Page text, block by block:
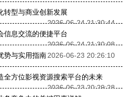
转型与商业创新发展
2026-06-24 21:30:44
信息交流的便捷平台
2026-06-24 21:30:08
势与实用指南2026-06-23 20:26:10
方位影视资源搜索平台的未来
2026-06-23 20:29:28